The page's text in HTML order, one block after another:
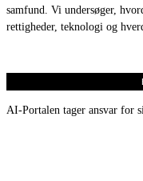
samfund. Vi undersøger,
rettigheder, teknologi og
AI-Portalen tager ansvar for